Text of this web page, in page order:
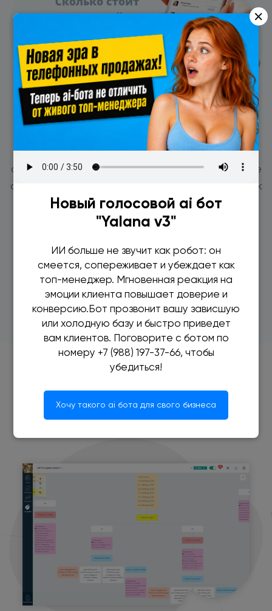
LPTracker позволяет настроить для входящих
обращений с telegtam, whatsapp автоматические
ответы на повторяющиеся вопросы, например: как
проехать, время работы, сколько стоит, чем
отличается продукт и т.д.
Подробнее
5. Дожимать до оплаты
×
Новый голосовой ai бот
"Yalana v3"
ИИ больше не звучит как робот: он
смеется, сопереживает и убеждает как
топ-менеджер. Мгновенная реакция на
эмоции клиента повышает доверие и
конверсию.Бот прозвонит вашу зависшую
или холодную базу и быстро приведет
вам клиентов. Поговорите с ботом по
номеру +7 (988) 197-37-66, чтобы
убедиться!
Хочу такого ai бота для свого бизнеса